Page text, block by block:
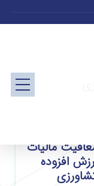
مالیات
افزوده